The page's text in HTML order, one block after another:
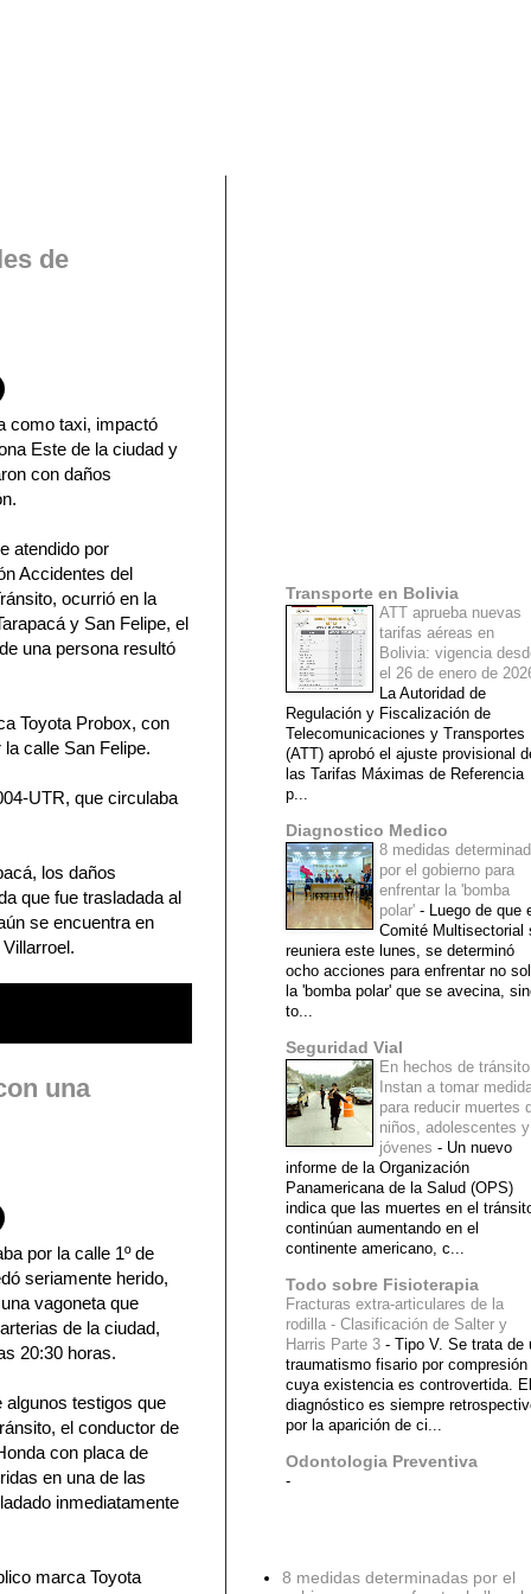
de
como taxi, impactó
Este de la ciudad y
con daños
atendido por
Accidentes del
ocurrió en la
y San Felipe, el
una persona resultó
Toyota Probox, con
calle San Felipe.
UTR, que circulaba
los daños
que fue trasladada al
se encuentra en
una
por la calle 1º de
seriamente herido,
vagoneta que
de la ciudad,
20:30 horas.
algunos testigos que
el conductor de
con placa de
en una de las
inmediatamente
marca Toyota
Transporte en Bolivia
ATT aprueba nuevas
tarifas aéreas en
Bolivia: vigencia
el 26 de enero de
La Autoridad de
Regulación y Fiscalización de
Telecomunicaciones y Transportes
(ATT) aprobó el ajuste provisional
las Tarifas Máximas de Referencia
p...
Diagnostico Medico
8 medidas
por el gobierno para
enfrentar la 'bomba
polar' - Luego de que
Comité Multisectorial
reuniera este lunes, se determinó
ocho acciones para enfrentar no
la 'bomba polar' que se avecina,
to...
Seguridad Vial
En hechos de tránsito
Instan a tomar
para reducir muertes
niños, adolescentes y
jóvenes - Un nuevo
informe de la Organización
Panamericana de la Salud (OPS)
indica que las muertes en el
continúan aumentando en el
continente americano, c...
Todo sobre Fisioterapia
Fracturas extra-articulares de la
rodilla - Clasificación de Salter y
Harris Parte 3 - Tipo V. Se trata de
traumatismo fisario por compresión
cuya existencia es controvertida. El
diagnóstico es siempre
por la aparición de ci...
Odontologia Preventiva
-
8 medidas determinadas por el